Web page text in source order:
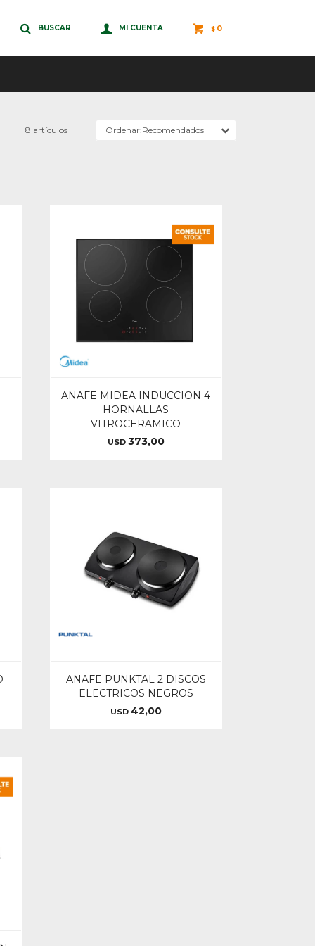
$ 0
8 artículos Recomendados
ANAFE MIDEA INDUCCION 4
HORNALLAS
VITROCERAMICO
USD 373,00
ANAFE PUNKTAL 2 DISCOS
ELECTRICOS NEGROS
USD 42,00